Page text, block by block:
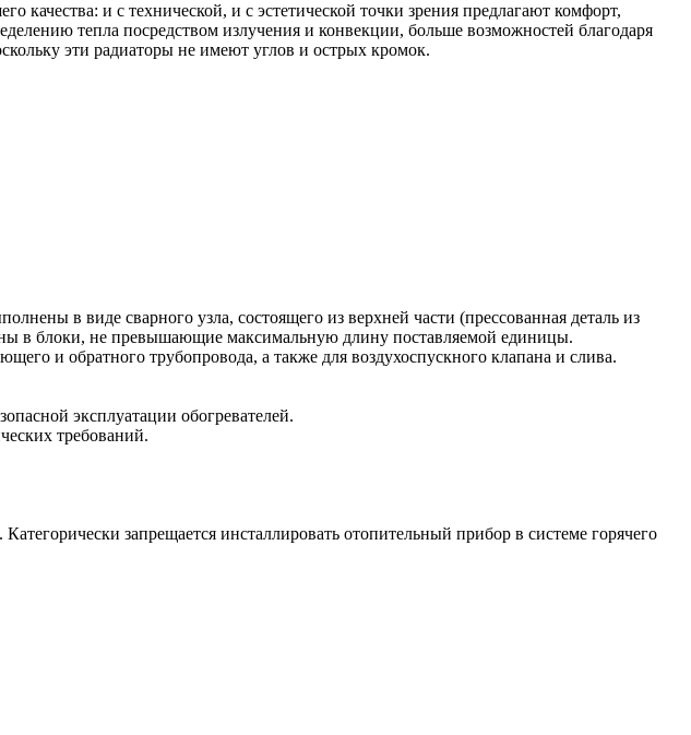
и с технической, и с эстетической точки зрения предлагают комфорт,
тепла посредством излучения и конвекции, больше возможностей благодаря
эти радиаторы не имеют углов и острых кромок.
в виде сварного узла, состоящего из верхней части (прессованная деталь из
в блоки, не превышающие максимальную длину поставляемой единицы.
и обратного трубопровода, а также для воздухоспускного клапана и слива.
эксплуатации обогревателей.
требований.
запрещается инсталлировать отопительный прибор в системе горячего